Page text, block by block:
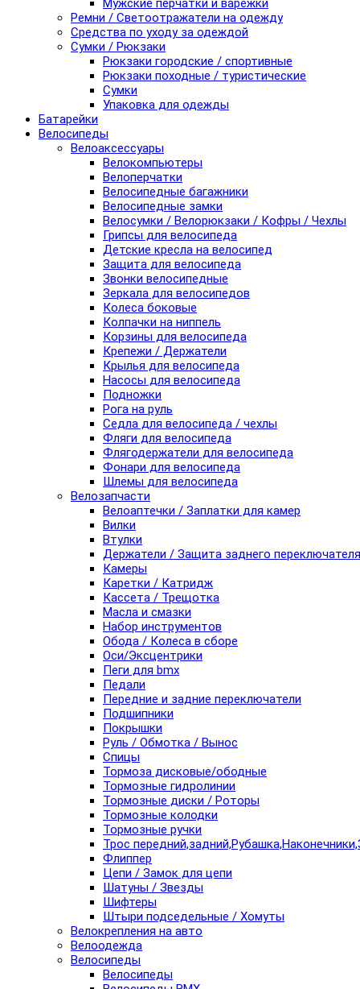
Мужские перчатки и варежки
Ремни / Светоотражатели на одежду
Средства по уходу за одеждой
Сумки / Рюкзаки
Рюкзаки городские / спортивные
Рюкзаки походные / туристические
Сумки
Упаковка для одежды
Батарейки
Велосипеды
Велоаксессуары
Велокомпьютеры
Велоперчатки
Велосипедные багажники
Велосипедные замки
Велосумки / Велорюкзаки / Кофры / Чехлы
Грипсы для велосипеда
Детские кресла на велосипед
Защита для велосипеда
Звонки велосипедные
Зеркала для велосипедов
Колеса боковые
Колпачки на ниппель
Корзины для велосипеда
Крепежи / Держатели
Крылья для велосипеда
Насосы для велосипеда
Подножки
Рога на руль
Седла для велосипеда / чехлы
Фляги для велосипеда
Флягодержатели для велосипеда
Фонари для велосипеда
Шлемы для велосипеда
Велозапчасти
Велоаптечки / Заплатки для камер
Вилки
Втулки
Держатели / Защита заднего переключателя
Камеры
Каретки / Катридж
Кассета / Трещотка
Масла и смазки
Набор инструментов
Обода / Колеса в сборе
Оси/Эксцентрики
Пеги для bmx
Педали
Передние и задние переключатели
Подшипники
Покрышки
Руль / Обмотка / Вынос
Спицы
Тормоза дисковые/ободные
Тормозные гидролинии
Тормозные диски / Роторы
Тормозные колодки
Тормозные ручки
Трос
Флиппер
Цепи / Замок для цепи
Шатуны / Звезды
Шифтеры
Штыри подседельные / Хомуты
Велокрепления на авто
Велоодежда
Велосипеды
Велосипеды